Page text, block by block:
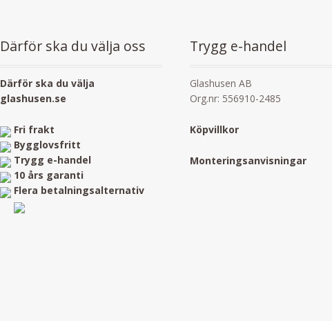
Därför ska du välja oss
Därför ska du välja
glashusen.se
Fri frakt
Bygglovsfritt
Trygg e-handel
10 års garanti
Flera betalningsalternativ
Trygg e-handel
Glashusen AB
Org.nr: 556910-2485
Köpvillkor
Monteringsanvisningar